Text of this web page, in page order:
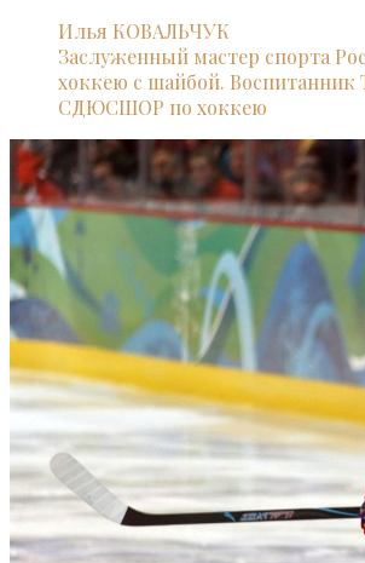
Илья КОВАЛЬЧУК
Заслуженный мастер спорта
хоккею с шайбой. Воспитанник
СДЮСШОР по хоккею